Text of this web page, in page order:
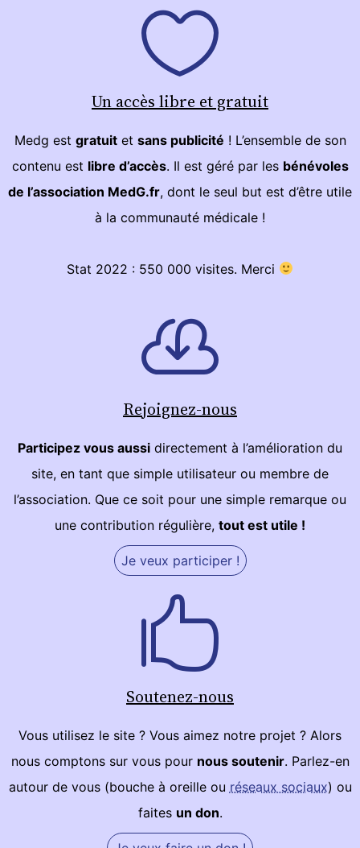
Un accès libre et gratuit
Medg est gratuitet sans publicité ! L’ensemble de son
contenu est libre d’accès. Il est géré par les bénévoles
de l’association MedG.fr, dont le seul but est d’être utile
à la communauté médicale !
Stat 2022 : 550 000 visites. Merci
Rejoignez-nous
Participez vous aussi directement à l’amélioration du
site, en tant que simple utilisateur ou membre de
l’association. Que ce soit pour une simple remarque ou
une contribution régulière, tout est utile !
Je veux participer !
Soutenez-nous
Vous utilisez le site ? Vous aimez notre projet ? Alors
nous comptons sur vous pour nous soutenir. Parlez-en
autour de vous (bouche à oreille ou réseaux sociaux) ou
faites un don.